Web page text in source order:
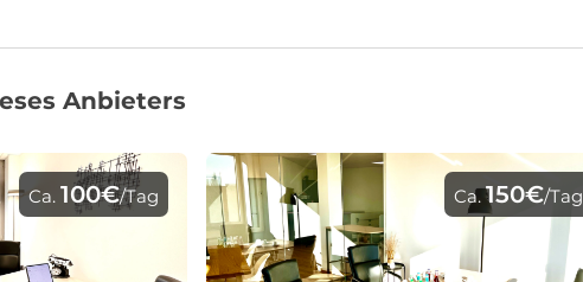
Anbieters
Ca. 100€/Tag Ca. 150€/Tag